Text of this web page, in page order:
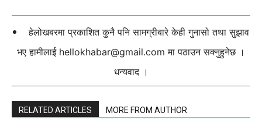
हेलोखबरमा प्रकाशित कुनै पनि सामग्रीबारे केही गुनासो तथा सुझाव
भए हामीलाई hellokhabar@gmail.com मा पठाउन सक्नुहुनेछ ।
धन्यवाद ।
RELATED ARTICLES MORE FROM AUTHOR